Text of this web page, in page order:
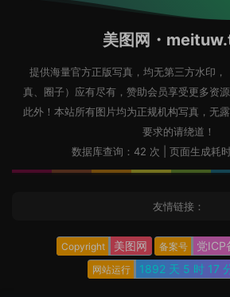
美图网・
提供海量官方正版写真，均无第三方水印
真、圈子）应有尽有，赞助会员享受更多资
此外！本站所有图片均为正规机构写真，无
要求的请绕道！
数据库查询：42 次 | 页面生成耗
友情链接：
Copyright 美图网 备案号 党
网站运行 1892 天 5 时 17